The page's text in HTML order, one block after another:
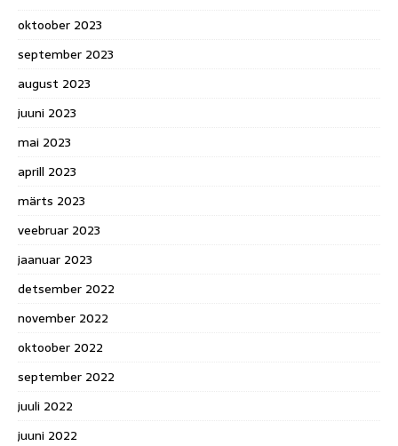
oktoober 2023
september 2023
august 2023
juuni 2023
mai 2023
aprill 2023
märts 2023
veebruar 2023
jaanuar 2023
detsember 2022
november 2022
oktoober 2022
september 2022
juuli 2022
juuni 2022